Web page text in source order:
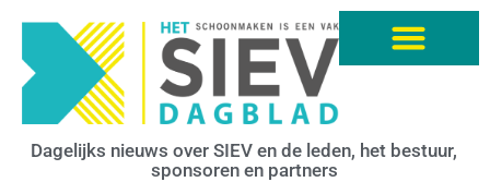
Dagelijks nieuws over SIEV en de leden, het bestuur,
sponsoren en partners